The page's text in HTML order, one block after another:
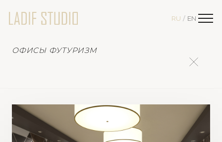
RU / EN
ОФИСЫ ФУТУРИЗМ